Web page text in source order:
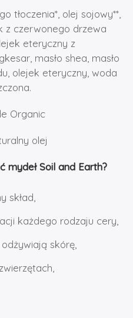
tłoczenia*, olej sojowy**,
z czerwonego drzewa
eteryczny z
masło shea, masło
olejek eteryczny, woda
Organic
olej
mydeł Soil and Earth?
skład,
każdego rodzaju cery,
skórę,